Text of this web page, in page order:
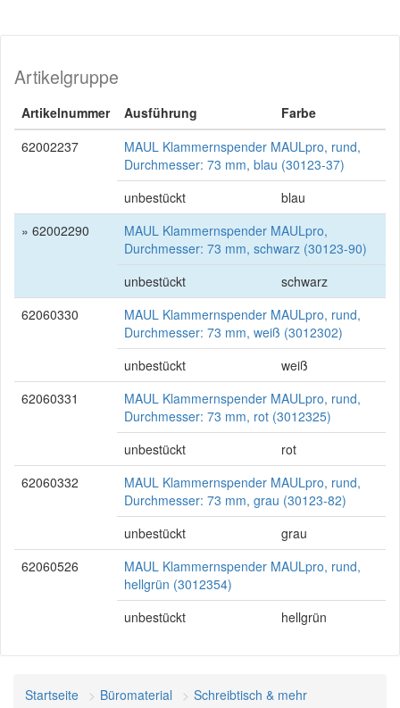
Artikelgruppe
Artikelnummer Ausführung
Farbe
62002237
MAUL Klammernspender MAULpro, rund,
Durchmesser: 73 mm, blau (30123-37)
unbestückt
blau
» 62002290
MAUL Klammernspender MAULpro,
Durchmesser: 73 mm, schwarz (30123-90)
unbestückt
schwarz
62060330
MAUL Klammernspender MAULpro, rund,
Durchmesser: 73 mm, weiß (3012302)
unbestückt
weiß
62060331
MAUL Klammernspender MAULpro, rund,
Durchmesser: 73 mm, rot (3012325)
unbestückt
rot
62060332
MAUL Klammernspender MAULpro, rund,
Durchmesser: 73 mm, grau (30123-82)
unbestückt
grau
62060526
MAUL Klammernspender MAULpro, rund,
hellgrün (3012354)
unbestückt
hellgrün
Startseite Büromaterial
Schreibtisch & mehr